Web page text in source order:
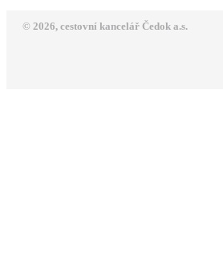
© 2026, cestovní kancelář Čedok a.s.